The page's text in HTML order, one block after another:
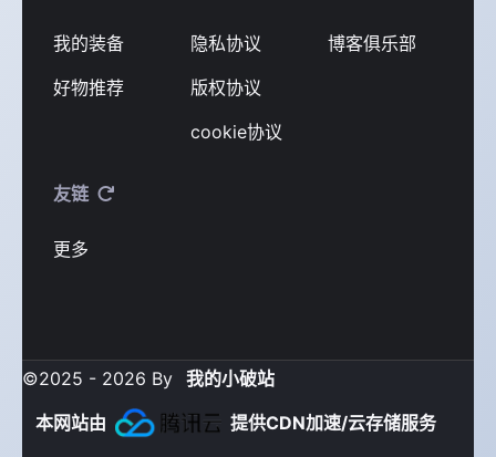
我的装备
好物推荐
隐私协议
版权协议
cookie协议
博客俱乐部
友链
更多
©2025 - 2026 By 我的小破站
本网站由
提供CDN加速/云存储服务